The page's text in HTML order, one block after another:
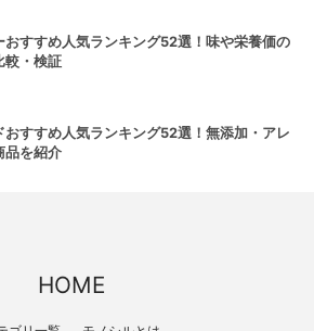
おすすめ人気ランキング52選！味や栄養価の
較・検証
おすすめ人気ランキング52選！無添加・アレ
品を紹介
HOME